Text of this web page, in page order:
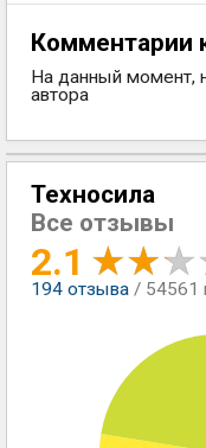
Комментарии
На данный момент,
автора
Техносила
Все отзывы
2.1
194 отзыва / 54561